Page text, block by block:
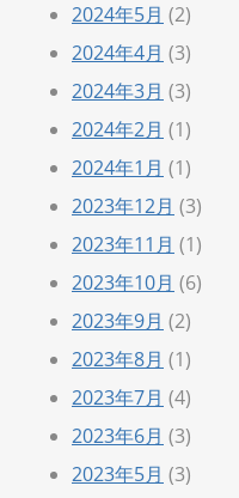
2024年5月 (2)
2024年4月 (3)
2024年3月 (3)
2024年2月 (1)
2024年1月 (1)
2023年12月 (3)
2023年11月 (1)
2023年10月 (6)
2023年9月 (2)
2023年8月 (1)
2023年7月 (4)
2023年6月 (3)
2023年5月 (3)